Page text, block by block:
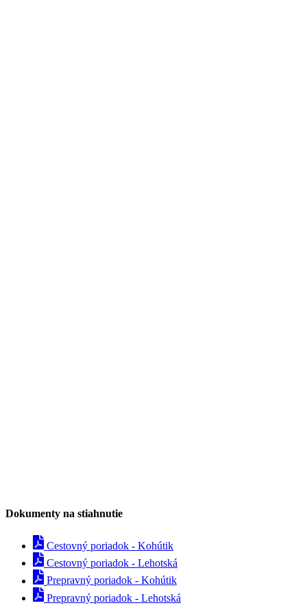
Dokumenty na stiahnutie
Cestovný poriadok - Kohútik
Cestovný poriadok - Lehotská
Prepravný poriadok - Kohútik
Prepravný poriadok - Lehotská